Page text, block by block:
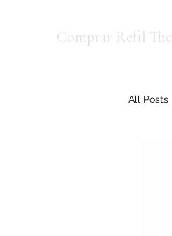
Comprar Refil Thc
All Posts